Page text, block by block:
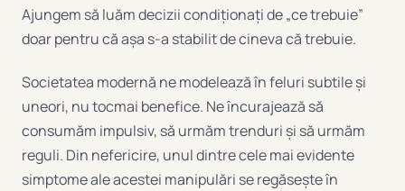
Ajungem să luăm decizii condiționați de „ce trebuie”
doar pentru că așa s-a stabilit de cineva că trebuie.
Societatea modernă ne modelează în feluri subtile și
uneori, nu tocmai benefice. Ne încurajează să
consumăm impulsiv, să urmăm trenduri și să urmăm
reguli. Din nefericire, unul dintre cele mai evidente
simptome ale acestei manipulări se regăsește în